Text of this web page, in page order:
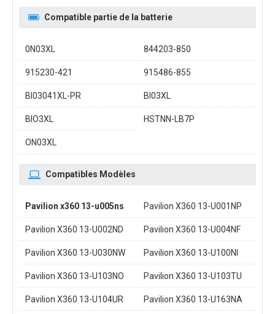
Compatible partie de la batterie
0N03XL 844203-850
915230-421 915486-855
BI03041XL-PR BI03XL
BIO3XL HSTNN-LB7P
ON03XL
Compatibles Modèles
Pavilion x360 13-u005ns Pavilion X360 13-U001NP
Pavilion X360 13-U002ND Pavilion X360 13-U004NF
Pavilion X360 13-U030NW Pavilion X360 13-U100NI
Pavilion X360 13-U103NO Pavilion X360 13-U103TU
Pavilion X360 13-U104UR Pavilion X360 13-U163NA